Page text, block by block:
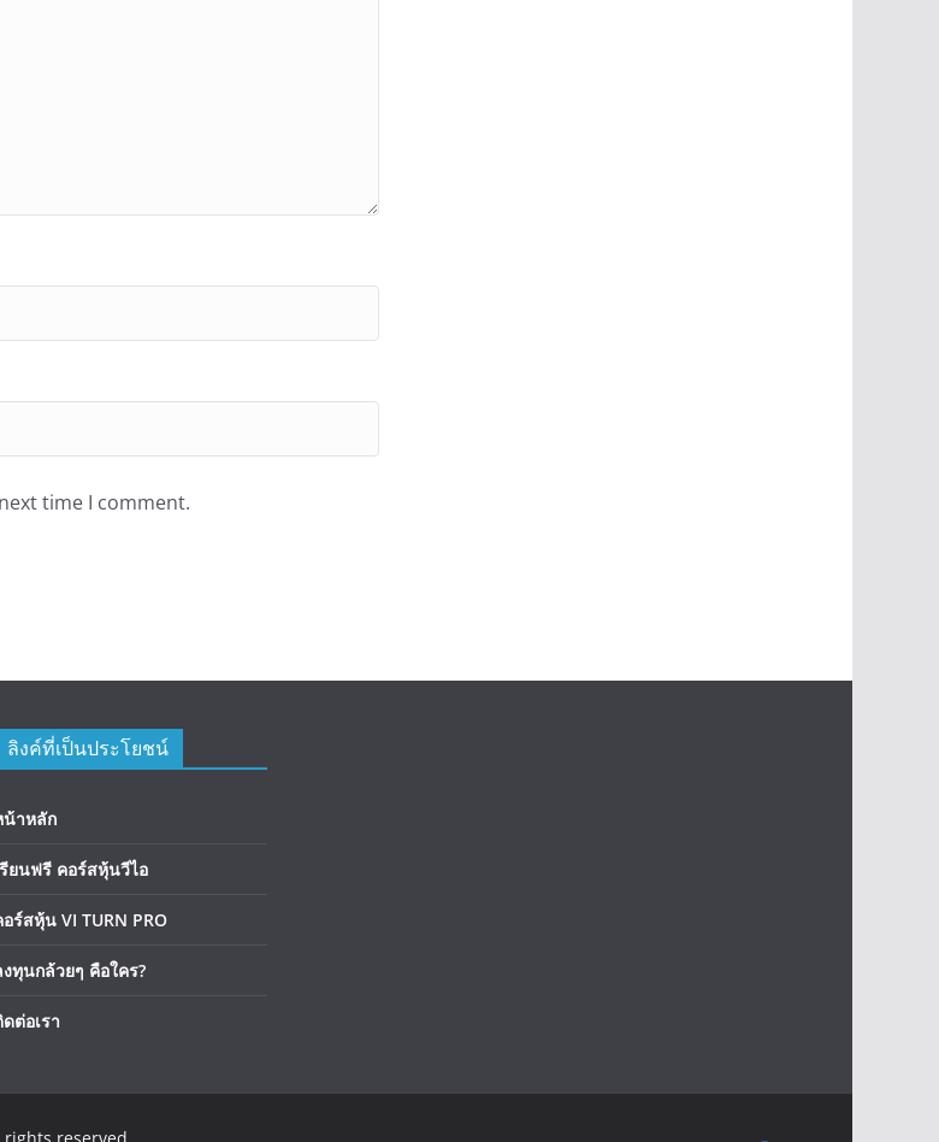
time I comment.
ลิงค์ที่เป็นประโยชน์
าหลัก
รียนฟรี คอร์สหุ้นวีไอ
ร์สหุ้น VI TURN PRO
งทุนกล้วยๆ คือใคร?
ต่อเรา